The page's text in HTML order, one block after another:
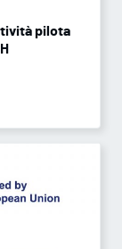
pilota